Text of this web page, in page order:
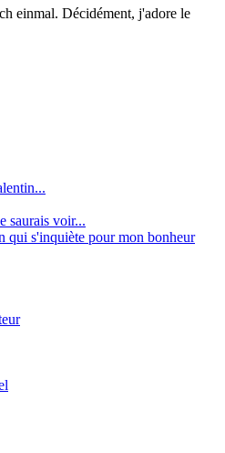
einmal. Décidément, j'adore le
saurais voir...
qui s'inquiète pour mon bonheur